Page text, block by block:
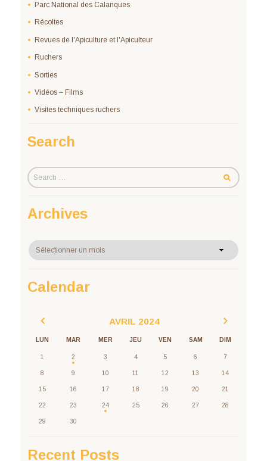
Parc National des Calanques
Récoltes
Revues de l'Apiculture et l'Apiculteur
Ruchers
Sorties
Vidéos – Films
Visites techniques ruchers
Search
Archives
Archives
Calendar
AVRIL 2024
LUN MAR MER JEU VEN SAM DIM
1 2 3 4 5 6 7
8 9 10 11 12 13 14
15 16 17 18 19 20 21
22 23 24 25 26 27 28
29 30
Recent Posts